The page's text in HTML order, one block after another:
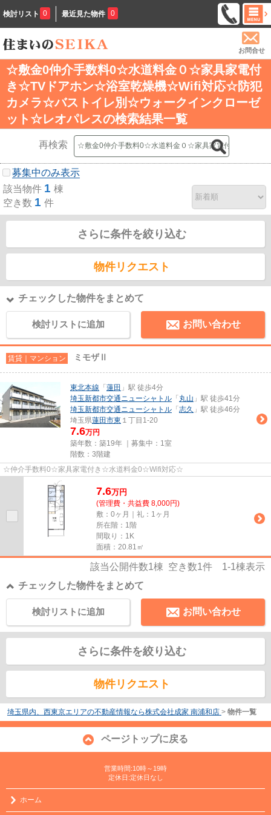
検討リスト 0 最近見た物件 0
お問合せ
☆敷金0仲介手数料0☆水道料金０☆家具家電付
き☆TVドアホン☆浴室乾燥機☆Wifi対応☆防犯
カメラ☆バストイレ別☆ウォークインクローゼ
ット☆レオパレスの検索結果一覧
再検索
募集中のみ表示
該当物件 1 棟
空き数 1 件
さらに条件を絞り込む
物件リクエスト
チェックした物件をまとめて
検討リストに追加 お問い合わせ
賃貸｜マンション ミモザⅡ
東北本線 「 蓮田 」駅 徒歩4分
埼玉新都市交通ニューシャトル 「 丸山 」駅 徒歩41分
埼玉新都市交通ニューシャトル 「 志久 」駅 徒歩46分
埼玉県蓮田市東 １丁目1-20
7.6万円
築年数：築19年 ｜募集中： 1室
階数：3階建
☆仲介手数料0☆家具家電付き☆水道料金0☆Wifi対応☆
7.6万円
(管理費・共益費 8,000円)
敷：0ヶ月｜礼：1ヶ月
所在階：1階
間取り：1K
面積：20.81㎡
該当公開件数1棟 空き数1件 1-1棟表示
チェックした物件をまとめて
お問い合わせ
検討リストに追加
さらに条件を絞り込む
物件リクエスト
埼玉県内、西東京エリアの不動産情報なら株式会社成家 南浦和店 > 物件一覧
ページトップに戻る
営業時間:10時～19時
定休日:定休日なし
ホーム